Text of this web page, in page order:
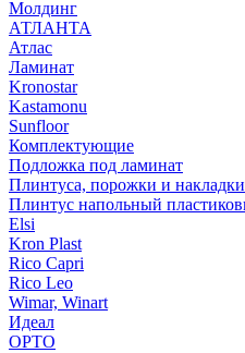
Молдинг
АТЛАНТА
Атлас
Ламинат
Kronostar
Kastamonu
Sunfloor
Комплектующие
Подложка под ламинат
Плинтуса, порожки и накладки
Плинтус напольный
Elsi
Kron Plast
Rico Capri
Rico Leo
Wimar, Winart
Идеал
ОРТО